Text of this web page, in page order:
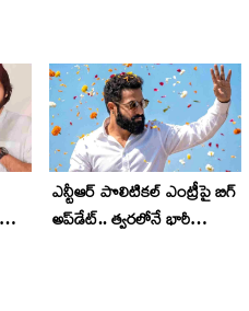
ఎన్టీఆర్ పొలిటికల్ ఎంట్రీపై బిగ్
అప్‌డేట్.. త్వరలోనే భారీ